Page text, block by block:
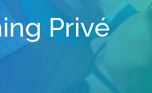
Privé